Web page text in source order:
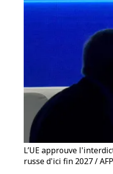
L’UE approuve
russe d'ici fin 2027 / AFP